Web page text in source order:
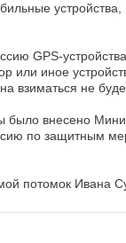
GPS-
или иное
взиматься не
было внесено
по защитным
потомок Ивана